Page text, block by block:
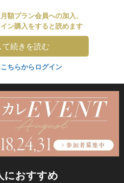
額プラン会員への加入、
ン購入をすると読めます
て続きを読む
こちらからログイン
におすすめ